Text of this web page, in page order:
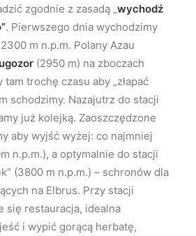
zgodnie z zasadą „wychodź
. Pierwszego dnia wychodzimy
m n.p.m. Polany Azau
(2950 m) na zboczach
tam trochę czasu aby „złapać
schodzimy. Nazajutrz do stacji
już kolejką. Zaoszczędzone
aby wyjść wyżej: co najmniej
n.p.m.), a optymalnie do stacji
(3800 m n.p.m.) – schronów dla
na Elbrus. Przy stacji
się restauracja, idealna
i wypić gorącą herbatę,